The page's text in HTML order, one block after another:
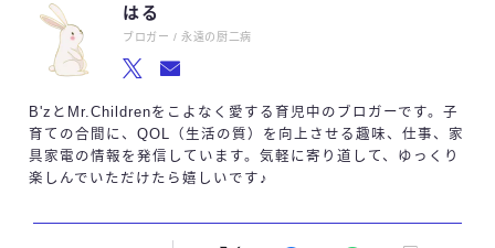
はる
ブロガー / 永遠の厨二病
B'zとMr.Childrenをこよなく愛する育児中のブロガーです。子
育ての合間に、QOL（生活の質）を向上させる趣味、仕事、家
具家電の情報を発信しています。気軽に寄り道して、ゆっくり
楽しんでいただけたら嬉しいです♪